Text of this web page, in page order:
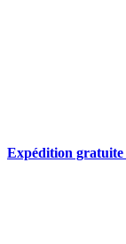
Expédition gratuite